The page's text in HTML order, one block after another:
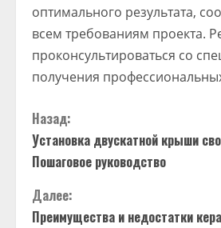
оптимального результата,
всем требованиям проекта.
проконсультироваться со
получения
Назад:
Установка двускатной крыши
Пошаговое руководство
Далее:
Преимущества и недостатки